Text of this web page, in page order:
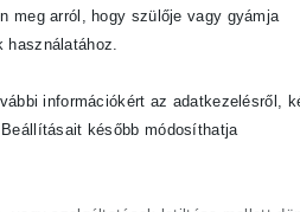
tummy-trening/
15-hetes-program-a-
meg arról, hogy szülője vagy gyámja
használatához.
információkért az adatkezelésről,
később módosíthatja